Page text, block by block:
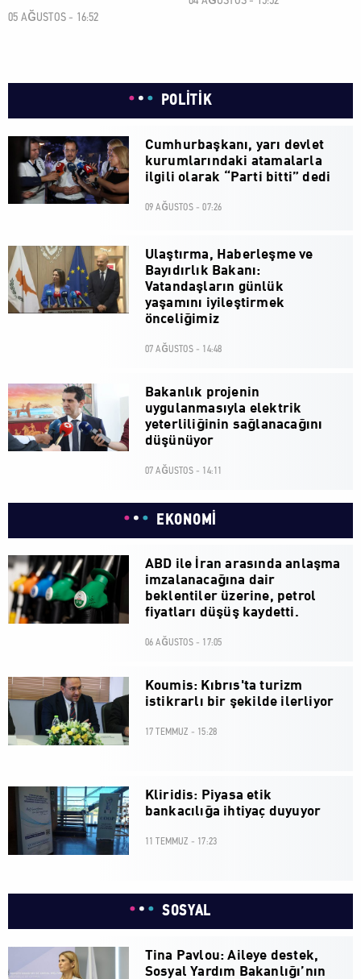
05 AĞUSTOS - 16:52
POLİTİK
Cumhurbaşkanı, yarı devlet
kurumlarındaki atamalarla
ilgili olarak “Parti bitti” dedi
09 AĞUSTOS - 07:26
Ulaştırma, Haberleşme ve
Bayıdırlık Bakanı:
Vatandaşların günlük
yaşamını iyileştirmek
önceliğimiz
07 AĞUSTOS - 14:48
Bakanlık projenin
uygulanmasıyla elektrik
yeterliliğinin sağlanacağını
düşünüyor
07 AĞUSTOS - 14:11
EKONOMİ
ABD ile İran arasında anlaşma
imzalanacağına dair
beklentiler üzerine, petrol
fiyatları düşüş kaydetti.
06 AĞUSTOS - 17:05
Koumis: Kıbrıs'ta turizm
istikrarlı bir şekilde ilerliyor
17 TEMMUZ - 15:28
Kliridis: Piyasa etik
bankacılığa ihtiyaç duyuyor
11 TEMMUZ - 17:23
SOSYAL
Tina Pavlou: Aileye destek,
Sosyal Yardım Bakanlığı’nın